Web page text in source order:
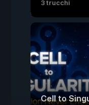
3 trucchi
Cell to